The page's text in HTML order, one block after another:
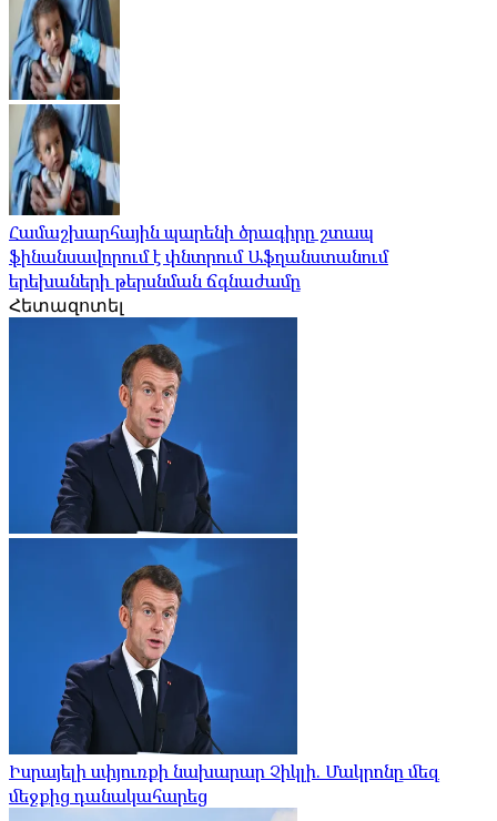
Համաշխարհային պարենի ծրագիրը շտապ
ֆինանսավորում է փնտրում Աֆղանստանում
երեխաների թերսնման ճգնաժամը
Հետազոտել
Իսրայելի սփյուռքի նախարար Չիկլի. Մակրոնը մեզ
մեջքից դանակահարեց